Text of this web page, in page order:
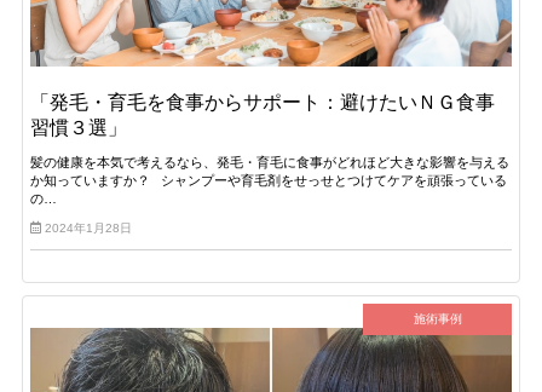
「発毛・育毛を食事からサポート：避けたいＮＧ食事
習慣３選」
髪の健康を本気で考えるなら、発毛・育毛に食事がどれほど大きな影響を与える
か知っていますか？ シャンプーや育毛剤をせっせとつけてケアを頑張っている
の…
2024年1月28日
施術事例